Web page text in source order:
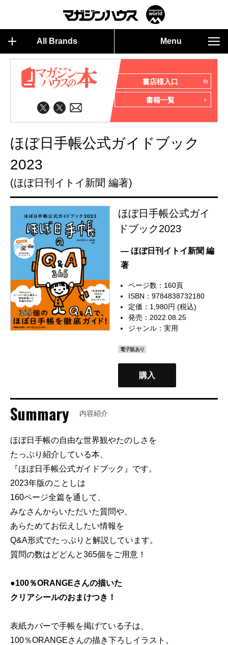
All Brands Menu
書店様入口
書籍一覧
ほぼ日手帳公式ガイドブック
2023
(ほぼ日刊イトイ新聞 編著)
ほぼ日手帳公式ガイ
ドブック2023
— ほぼ日刊イトイ新聞 編
著
ページ数：160頁
ISBN：9784838732180
定価：1,980円 (税込)
発売：2022.08.25
ジャンル：実用
電子版あり
購入
Summary 内容紹介
ほぼ日手帳の自由な世界観やたのしさを
たっぷり紹介している本、
『ほぼ日手帳公式ガイドブック』です。
2023年版のことしは
160ページ全篇を通して、
みなさんからいただいた質問や、
あらためてお伝えしたい情報を
Q&A形式でたっぷりと解説しています。
質問の数はどどんと365個をご用意！
●100％ORANGEさんの描いた
クリアシールのおまけつき！
表紙カバーで手帳を掲げている子は、
100％ORANGEさんの描き下ろしイラスト。